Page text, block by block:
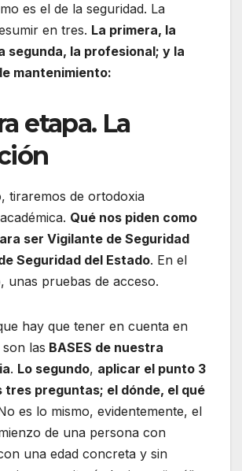
es el de la seguridad. La
en tres. La primera, la
segunda, la profesional; y la
mantenimiento:
etapa. La
tiraremos de ortodoxia
Qué nos piden como
ser Vigilante de Seguridad
Seguridad del Estado. En el
unas pruebas de acceso.
hay que tener en cuenta en
las BASES de nuestra
. Lo segundo, aplicar el punto 3
tres preguntas; el dónde, el qué
es lo mismo, evidentemente, el
de una persona con
una edad concreta y sin